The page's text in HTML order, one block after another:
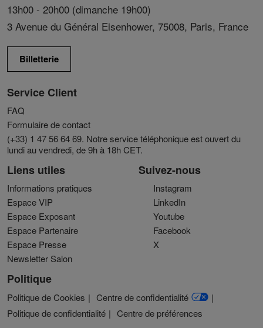
13h00 - 20h00 (dimanche 19h00)
3 Avenue du Général Eisenhower, 75008, Paris, France
Billetterie
Service Client
FAQ
Formulaire de contact
(+33) 1 47 56 64 69. Notre service téléphonique est ouvert du
lundi au vendredi, de 9h à 18h CET.
Liens utiles
Informations pratiques
Espace VIP
Espace Exposant
Espace Partenaire
Espace Presse
Newsletter Salon
Suivez-nous
Instagram
LinkedIn
Youtube
Facebook
X
Politique
Politique de Cookies
Centre de confidentialité
Politique de confidentialité
Centre de préférences